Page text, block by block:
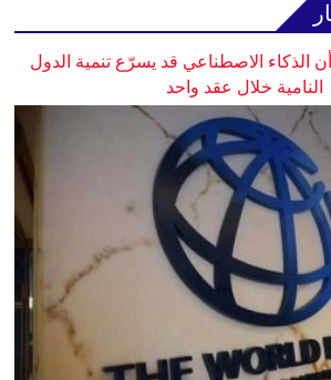
أن الذكاء الاصطناعي قد يسرّع تنمية الدول
النامية خلال عقد واحد